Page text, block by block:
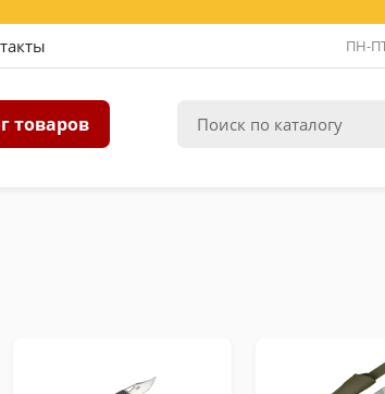
ПН-
товаров